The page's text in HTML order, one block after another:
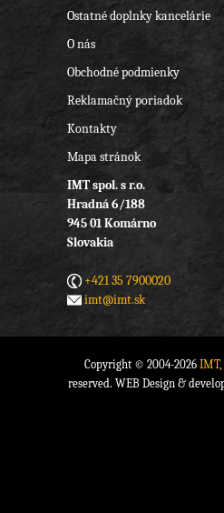
Ostatné doplnky kancelárie
O nás
Obchodné podmienky
Reklamačný poriadok
Kontakty
Mapa stránok
IMT spol. s r.o.
Hradná 6/188
945 01 Komárno
Slovakia
+421 35 7900020
imt@imt.sk
Copyright © 2004-2026 IMT,
reserved. WEB Design &